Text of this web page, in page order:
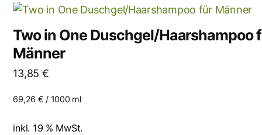
Two in One Duschgel/Haarshampoo
Männer
13,85 €
69,26 € / 1000 ml
inkl. 19 % MwSt.